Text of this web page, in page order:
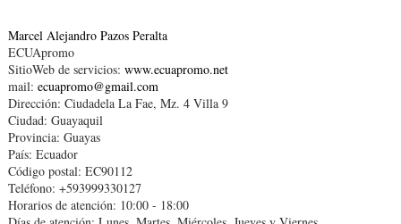
Marcel Alejandro Pazos Peralta
ECUApromo
SitioWeb de servicios: www.ecuapromo.net
mail: ecuapromo@gmail.com
Dirección: Ciudadela La Fae, Mz. 4 Villa 9
Ciudad: Guayaquil
Provincia: Guayas
País: Ecuador
Código postal: EC90112
Teléfono: +593999330127
Horarios de atención: 10:00 - 18:00